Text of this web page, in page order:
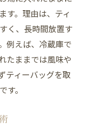
す。理由は、ティ
く、長時間放置す
例えば、冷蔵庫で
たままでは風味や
ティーバッグを取
す。